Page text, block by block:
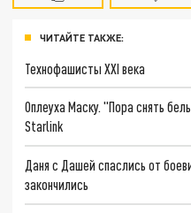
ЧИТАЙТЕ ТАКЖЕ:
Технофашисты XXI века
Оплеуха Маску. "Пора снять
Starlink
Даня с Дашей спаслись от
закончились